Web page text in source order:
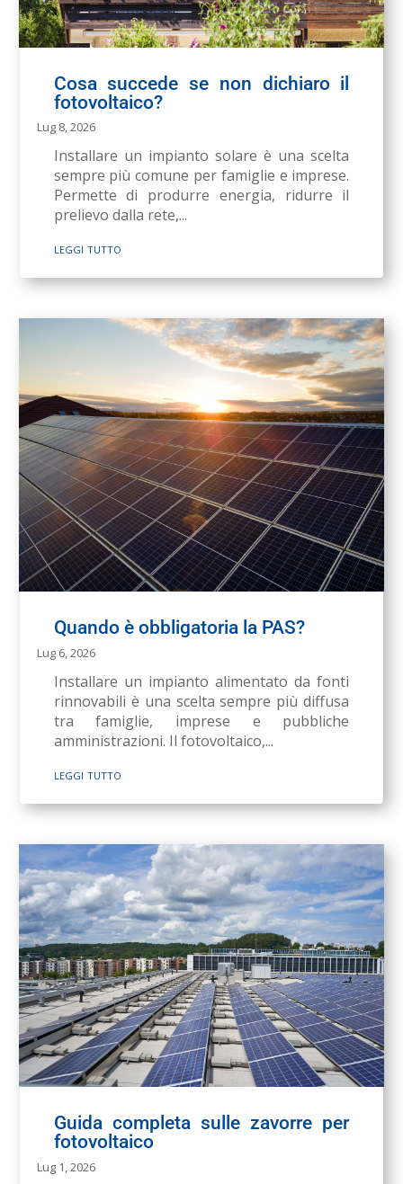
Cosa succede se non dichiaro il
fotovoltaico?
Lug 8, 2026
Installare un impianto solare è una scelta
sempre più comune per famiglie e imprese.
Permette di produrre energia, ridurre il
prelievo dalla rete,...
leggi tutto
Quando è obbligatoria la PAS?
Lug 6, 2026
Installare un impianto alimentato da fonti
rinnovabili è una scelta sempre più diffusa
tra famiglie, imprese e pubbliche
amministrazioni. Il fotovoltaico,...
leggi tutto
Guida completa sulle zavorre per
fotovoltaico
Lug 1, 2026